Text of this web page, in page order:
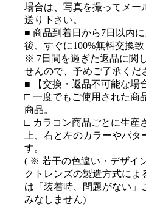
場合は、写真を撮ってメー
送り下さい。
■ 商品到着日から7日以内
後、すぐに100%無料交換致
※ 7日間を過ぎた返品に関
せんので、予めご了承くだ
■ 【交換・返品不可能な場
□ 一度でもご使用された商
商品。
□ カラコン商品ごとに生産
上、右と左のカラーやパ
す。
( ※ 若干の色違い・デザイ
クトレンズの製造方式によ
は「装着時、問題がない」
みなしません)